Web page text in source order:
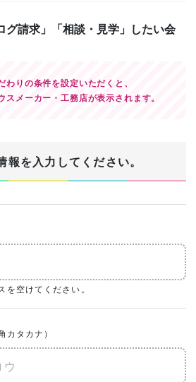
グ請求」「相談・見学」したい会
わりの条件を設定いただくと、
スメーカー・工務店が表示されます。
を入力してください。
空けてください。
カタカナ）